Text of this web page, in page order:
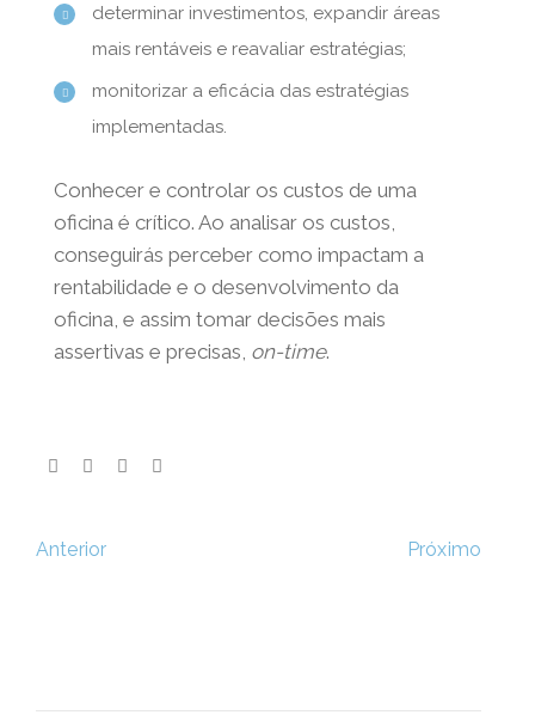
determinar investimentos, expandir áreas
mais rentáveis e reavaliar estratégias;
monitorizar a eficácia das estratégias
implementadas.
Conhecer e controlar os custos de uma
oficina é crítico. Ao analisar os custos,
conseguirás perceber como impactam a
rentabilidade e o desenvolvimento da
oficina, e assim tomar decisões mais
assertivas e precisas, on-time.
Anterior Próximo
Não percas as notícias e
novidades do Masterway